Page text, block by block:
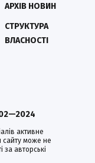
активне
сайту може не
за авторські
АРХІВ НОВИН
СТРУКТУРА
ВЛАСНОСТІ